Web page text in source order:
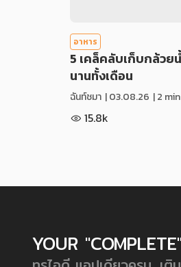
อาหาร
5 เคล็คลับเก็บกล้วย
นานทั้งเดือน
ฉันท์ชมา |03.08.26 | 2
15.8k
YOUR